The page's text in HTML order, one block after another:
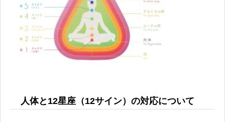
人体と12星座（12サイン）の対応について